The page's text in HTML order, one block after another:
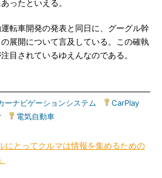
ったといえる。
転車開発の発表と同日に、グーグル幹
展開について言及している。この確執
目されているゆえんなのである。
ーナビゲーションシステム CarPlay
電気自動車
にとってクルマは情報を集めるための